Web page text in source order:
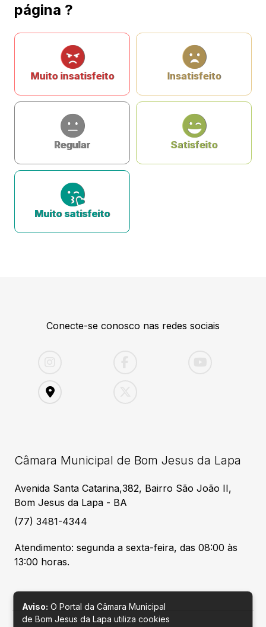
página ?
Muito insatisfeito Insatisfeito
Regular Satisfeito
Muito satisfeito
Conecte-se conosco nas redes sociais
Câmara Municipal de Bom Jesus da Lapa
Avenida Santa Catarina,382, Bairro São João II,
Bom Jesus da Lapa - BA
(77) 3481-4344
Atendimento: segunda a sexta-feira, das 08:00 às
13:00 horas.
Aviso: O Portal da Câmara Municipal
de Bom Jesus da Lapa utiliza cookies